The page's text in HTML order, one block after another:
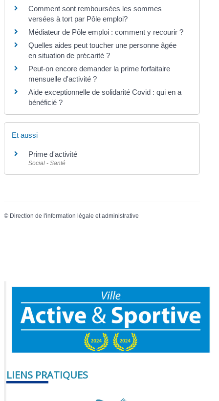
Comment sont remboursées les sommes
versées à tort par Pôle emploi?
Médiateur de Pôle emploi : comment y recourir ?
Quelles aides peut toucher une personne âgée
en situation de précarité ?
Peut-on encore demander la prime forfaitaire
mensuelle d'activité ?
Aide exceptionnelle de solidarité Covid : qui en a
bénéficié ?
Et aussi
Prime d'activité
Social - Santé
© Direction de l'information légale et administrative
LIENS PRATIQUES